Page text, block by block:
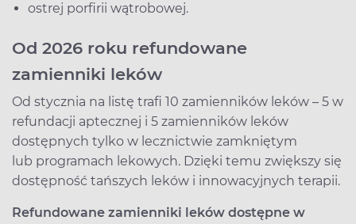
ostrej porfirii wątrobowej.
Od 2026 roku refundowane
zamienniki leków
Od stycznia na listę trafi 10 zamienników leków – 5 w
refundacji aptecznej i 5 zamienników leków
dostępnych tylko w lecznictwie zamkniętym
lub programach lekowych. Dzięki temu zwiększy się
dostępność tańszych leków i innowacyjnych terapii.
Refundowane zamienniki leków dostępne w